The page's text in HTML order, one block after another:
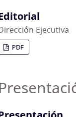
Ejecutiva
PDF